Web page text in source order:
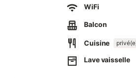
de marche de l'établissement.
autorisés. La climatisation n'est pas
fournies.
WiFi
Balcon
Cuisine
Lave vaisselle